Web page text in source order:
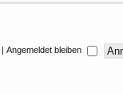
| Angemeldet bleiben